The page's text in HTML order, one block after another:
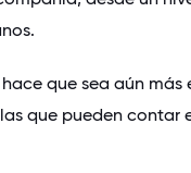
que sea aún más
que pueden contar